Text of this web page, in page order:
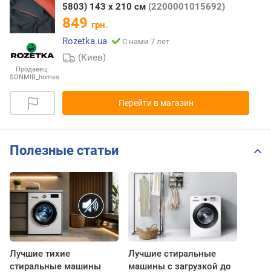
Продавец:
SONMIR_homes
5803) 143 x 210 см (2200001015692)
849 грн.
Rozetka.ua
С нами 7 лет
(Киев)
Перейти в магазин
Полезные статьи
Лучшие тихие
стиральные машины
Лучшие стиральные
машины с загрузкой до